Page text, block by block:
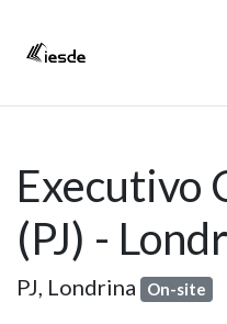
Executivo
(PJ) -
PJ, Londrina On-site